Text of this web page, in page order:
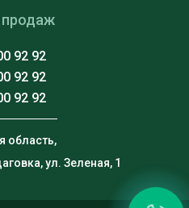
92 92
92 92
92 92
область,
ул. Зеленая, 1